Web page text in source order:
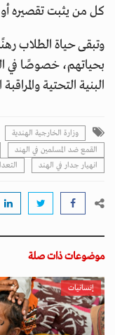
كل من يثبت تقصيره
وتبقى حياة الطلاب
بحياتهم، خصوصًا في
البنية التحتية
وزارة الخارجية الهندية
القمع ضد المسلمين في الهند
انهيار جدار في الهند
موضوعات ذات صلة
إنسانيات